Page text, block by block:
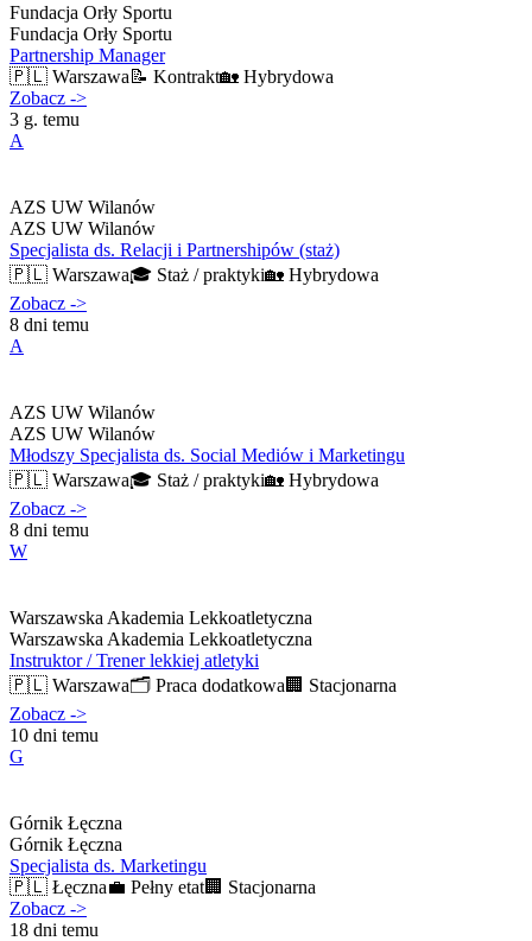
Fundacja Orły Sportu
Fundacja Orły Sportu
Partnership Manager
🇵🇱 Warszawa 📝 Kontrakt🏡 Hybrydowa
Zobacz ->
3 g. temu
A
AZS UW Wilanów
AZS UW Wilanów
Specjalista ds. Relacji i Partnershipów (staż)
🇵🇱 Warszawa🎓 Staż / praktyki🏡 Hybrydowa
Zobacz ->
8 dni temu
A
AZS UW Wilanów
AZS UW Wilanów
Młodszy Specjalista ds. Social Mediów i Marketingu
🇵🇱 Warszawa🎓 Staż / praktyki🏡 Hybrydowa
Zobacz ->
8 dni temu
W
Warszawska Akademia Lekkoatletyczna
Warszawska Akademia Lekkoatletyczna
Instruktor / Trener lekkiej atletyki
🇵🇱 Warszawa🗂️ Praca dodatkowa 🏢 Stacjonarna
Zobacz ->
10 dni temu
G
Górnik Łęczna
Górnik Łęczna
Specjalista ds. Marketingu
🇵🇱 Łęczna💼 Pełny etat🏢 Stacjonarna
Zobacz ->
18 dni temu